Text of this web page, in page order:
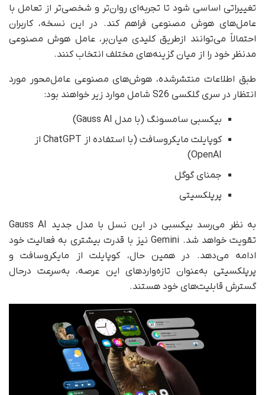
تغییراتی اساسی شود تا تجربه‌ای روان‌تر و شخصی‌تر از تعامل با
عامل‌های هوش مصنوعی فراهم کند. در این نسخه، کاربران
احتمالاً می‌توانند ازطریق کلیدی میان‌بر، عامل هوش مصنوعی
مدنظر خود را از میان گزینه‌های مختلف انتخاب کنند.
طبق اطلاعات منتشرشده، هوش‌های مصنوعی عامل‌محور مورد
انتظار در سری گلکسی S26 شامل موارد زیر خواهند بود:
بیکسبی سامسونگ (با مدل Gauss AI)
کوپایلت مایکروسافت (با استفاده از ChatGPT از
OpenAI)
جمنای گوگل
پرپلکسیتی
به نظر می‌رسد بیکسبی در این نسل با مدل جدید Gauss AI
تقویت خواهد شد. Gemini نیز با قدرت بیشتری به فعالیت خود
ادامه می‌دهد. در همین حال، کوپایلت از مایکروسافت و
پرپلکسیتی به‌عنوان تازه‌واردهای این عرصه، به‌سرعت درحال
گسترش قابلیت‌های خود هستند.